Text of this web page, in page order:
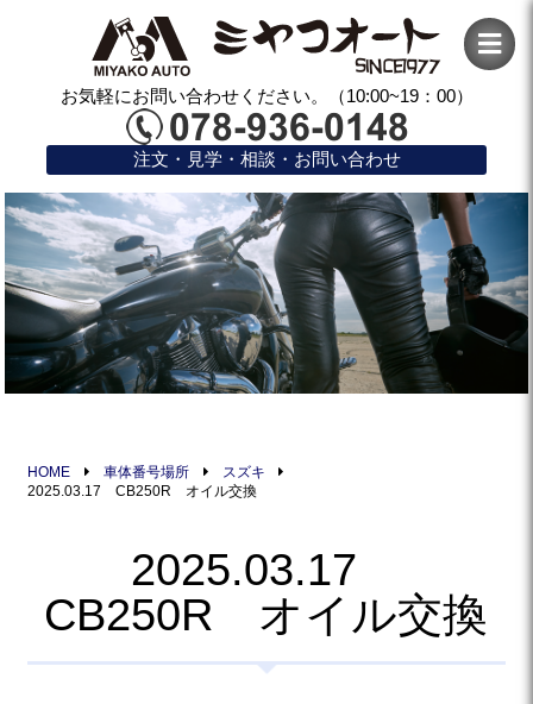
お気軽にお問い合わせください。（10:00~19：00）
注文・見学・相談・お問い合わせ
HOME 車体番号場所
スズキ
2025.03.17 CB250R オイル交換
2025.03.17
CB250R オイル交換